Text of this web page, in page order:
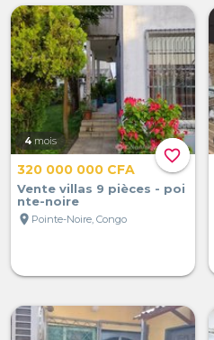
favorite_border
4 mois
320 000 000 CFA
Vente villas 9 pièces - poi
nte-noire
location_on Pointe-Noire, Congo